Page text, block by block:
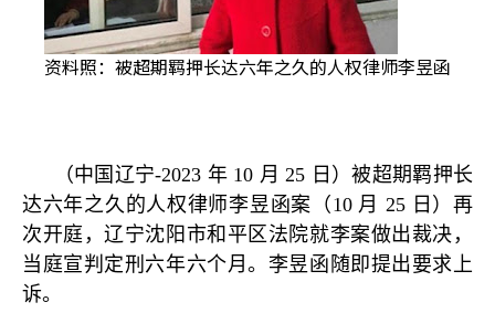
资料照：被超期羁押长达六年之久的人权律师李昱函
（中国辽宁-2023 年 10 月 25 日）被超期羁押长
达六年之久的人权律师李昱函案（ 10 月 25 日）再
次开庭，辽宁沈阳市和平区法院就李案做出裁决，
当庭宣判定刑六年六个月。李昱函随即提出要求上
诉。